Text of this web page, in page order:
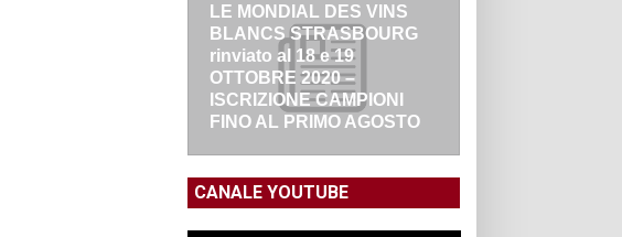
LE MONDIAL DES VINS
BLANCS STRASBOURG
rinviato al 18 e 19
OTTOBRE 2020 –
ISCRIZIONE CAMPIONI
FINO AL PRIMO AGOSTO
CANALE YOUTUBE